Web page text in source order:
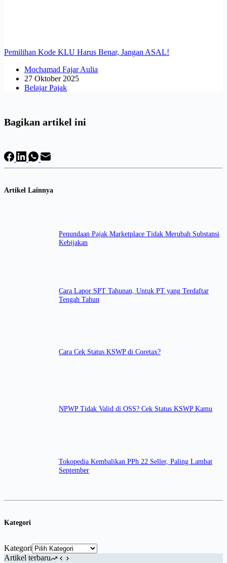
Pemilihan Kode KLU Harus Benar, Jangan ASAL!
Mochamad Fajar Aulia
27 Oktober 2025
Belajar Pajak
Bagikan artikel ini
Artikel Lainnya
Penundaan Pajak Marketplace Tidak Merubah Substansi
Kebijakan
Cara Lapor SPT Tahunan, Untuk PT yang Terdaftar
Tengah Tahun
Cara Cek Status KSWP di Coretax?
NPWP Tidak Valid di OSS? Cek Status KSWP Kamu
Tokopedia Kembalikan PPh 22 Seller, Paling Lambat
September
Kategori
Kategori
Artikel terbaru